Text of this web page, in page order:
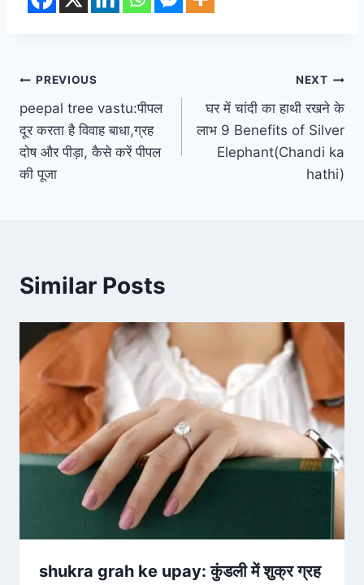
Post
navigation
PREVIOUS
peepal tree vastu:पीपल
दूर करता है विवाह बाधा,ग्रह
दोष और पीड़ा, कैसे करें पीपल
की पूजा
NEXT
घर में चांदी का हाथी रखने के
लाभ 9 Benefits of Silver
Elephant(Chandi ka
hathi)
Similar Posts
shukra grah ke upay: कुंडली में शुक्र ग्रह